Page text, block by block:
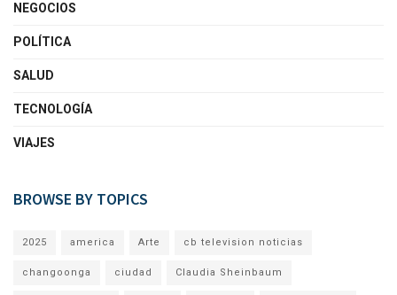
NEGOCIOS
POLÍTICA
SALUD
TECNOLOGÍA
VIAJES
BROWSE BY TOPICS
2025 america Arte cb television noticias
changoonga ciudad Claudia Sheinbaum